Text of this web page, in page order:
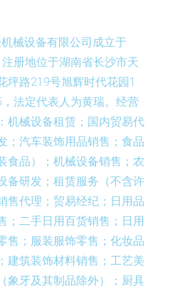
械设备有限公司成立于
册地位于湖南省长沙市天
坪路219号旭辉时代花园1
法定代表人为黄瑞。经营
机械设备租赁；国内贸易代
；汽车装饰用品销售；食品
食品）；机械设备销售；农
备研发；租赁服务（不含许
售代理；贸易经纪；日用品
；二手日用百货销售；日用
售；服装服饰零售；化妆品
建筑装饰材料销售；工艺美
象牙及其制品除外）；厨具